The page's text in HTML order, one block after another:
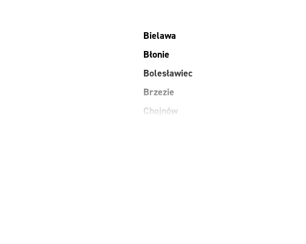
Bielawa
Błonie
Bolesławiec
Brzezie
Chojnów